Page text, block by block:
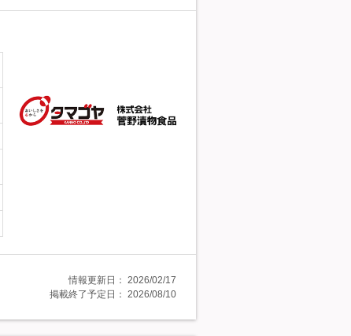
情報更新日： 2026/02/17
掲載終了予定日： 2026/08/10